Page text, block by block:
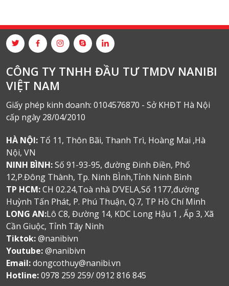
CÔNG TY TNHH ĐẦU TƯ TMDV NANIBI
VIỆT NAM
Giấy phép kinh doanh: 0104576870 - Sở KHĐT Hà Nội
cấp ngày 28/04/2010
HÀ NỘI: Tổ 11, Thôn Bãi, Thanh Trì, Hoàng Mai ,Hà
Nội, VN
NINH BÌNH:Số 91-93-95, đường Đinh Điền, Phố
12,P.Đông Thành, Tp. Ninh BÌnh,Tỉnh Ninh Bình
TP HCM:CH 02.24,Toà nhà D’VELA,Số 1177,đường
Huỳnh Tấn Phát, P. Phú Thuận, Q.7, TP Hồ Chí Minh
LONG AN:Lô C8, Đường 14, KDC Long Hậu 1 , Ấp 3, Xã
Cần Giuộc, Tỉnh Tây Ninh
Tiktok:@nanibivn
Youtube:@nanibivn
Email:dongcothuy@nanibi.vn
Hotline:0978 259 259/ 0912 816 845